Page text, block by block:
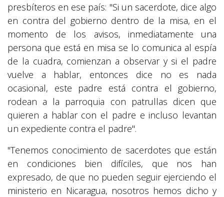
presbíteros en ese país: "Si un sacerdote, dice algo
en contra del gobierno dentro de la misa, en el
momento de los avisos, inmediatamente una
persona que está en misa se lo comunica al espía
de la cuadra, comienzan a observar y si el padre
vuelve a hablar, entonces dice no es nada
ocasional, este padre está contra el gobierno,
rodean a la parroquia con patrullas dicen que
quieren a hablar con el padre e incluso levantan
un expediente contra el padre".
"Tenemos conocimiento de sacerdotes que están
en condiciones bien difíciles, que nos han
expresado, de que no pueden seguir ejerciendo el
ministerio en Nicaragua, nosotros hemos dicho y